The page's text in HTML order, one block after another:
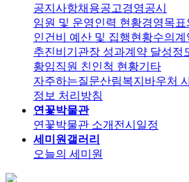
공지사항채용공고경영공시
임원 및 운영인력 현황경영목표
인건비 예산 및 집행현황수의계
추진비 기관장 성과계약 달성정
황임직원 친인척 현황기타
자주하는질문산림복지바우처
정보 처리방침
연꽃박물관
연꽃박물관 소개 전시일정
세미원갤러리
오늘의 세미원